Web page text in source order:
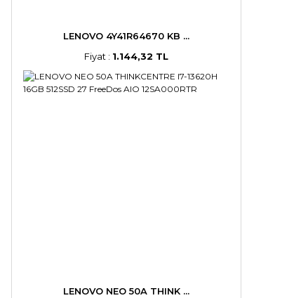
LENOVO 4Y41R64670 KB ...
Fiyat : 1.144,32 TL
LENOVO NEO 50A THINK ...